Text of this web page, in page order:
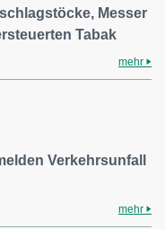
Messer
Tabak
mehr
Verkehrsunfall
mehr